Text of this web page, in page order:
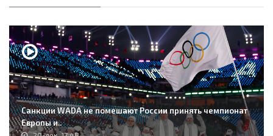
Санкции WADA не помешают России принять чемпионат
Европы и..